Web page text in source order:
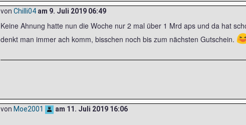
von Chilli04am 9. Juli 2019 06:49
Keine Ahnung hatte nun die Woche nur 2 mal über 1 Mrd aps und da hat
denkt man immer ach komm, bisschen noch bis zum nächsten Gutschein.
von Moe2001 am 11. Juli 2019 16:06